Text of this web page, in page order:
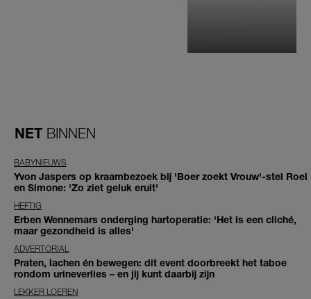
NET BINNEN
BABYNIEUWS
Yvon Jaspers op kraambezoek bij 'Boer zoekt Vrouw'-stel Roel
en Simone: 'Zo ziet geluk eruit'
HEFTIG
Erben Wennemars onderging hartoperatie: 'Het is een cliché,
maar gezondheid is alles'
ADVERTORIAL
Praten, lachen én bewegen: dit event doorbreekt het taboe
rondom urineverlies – en jij kunt daarbij zijn
LEKKER LOEREN